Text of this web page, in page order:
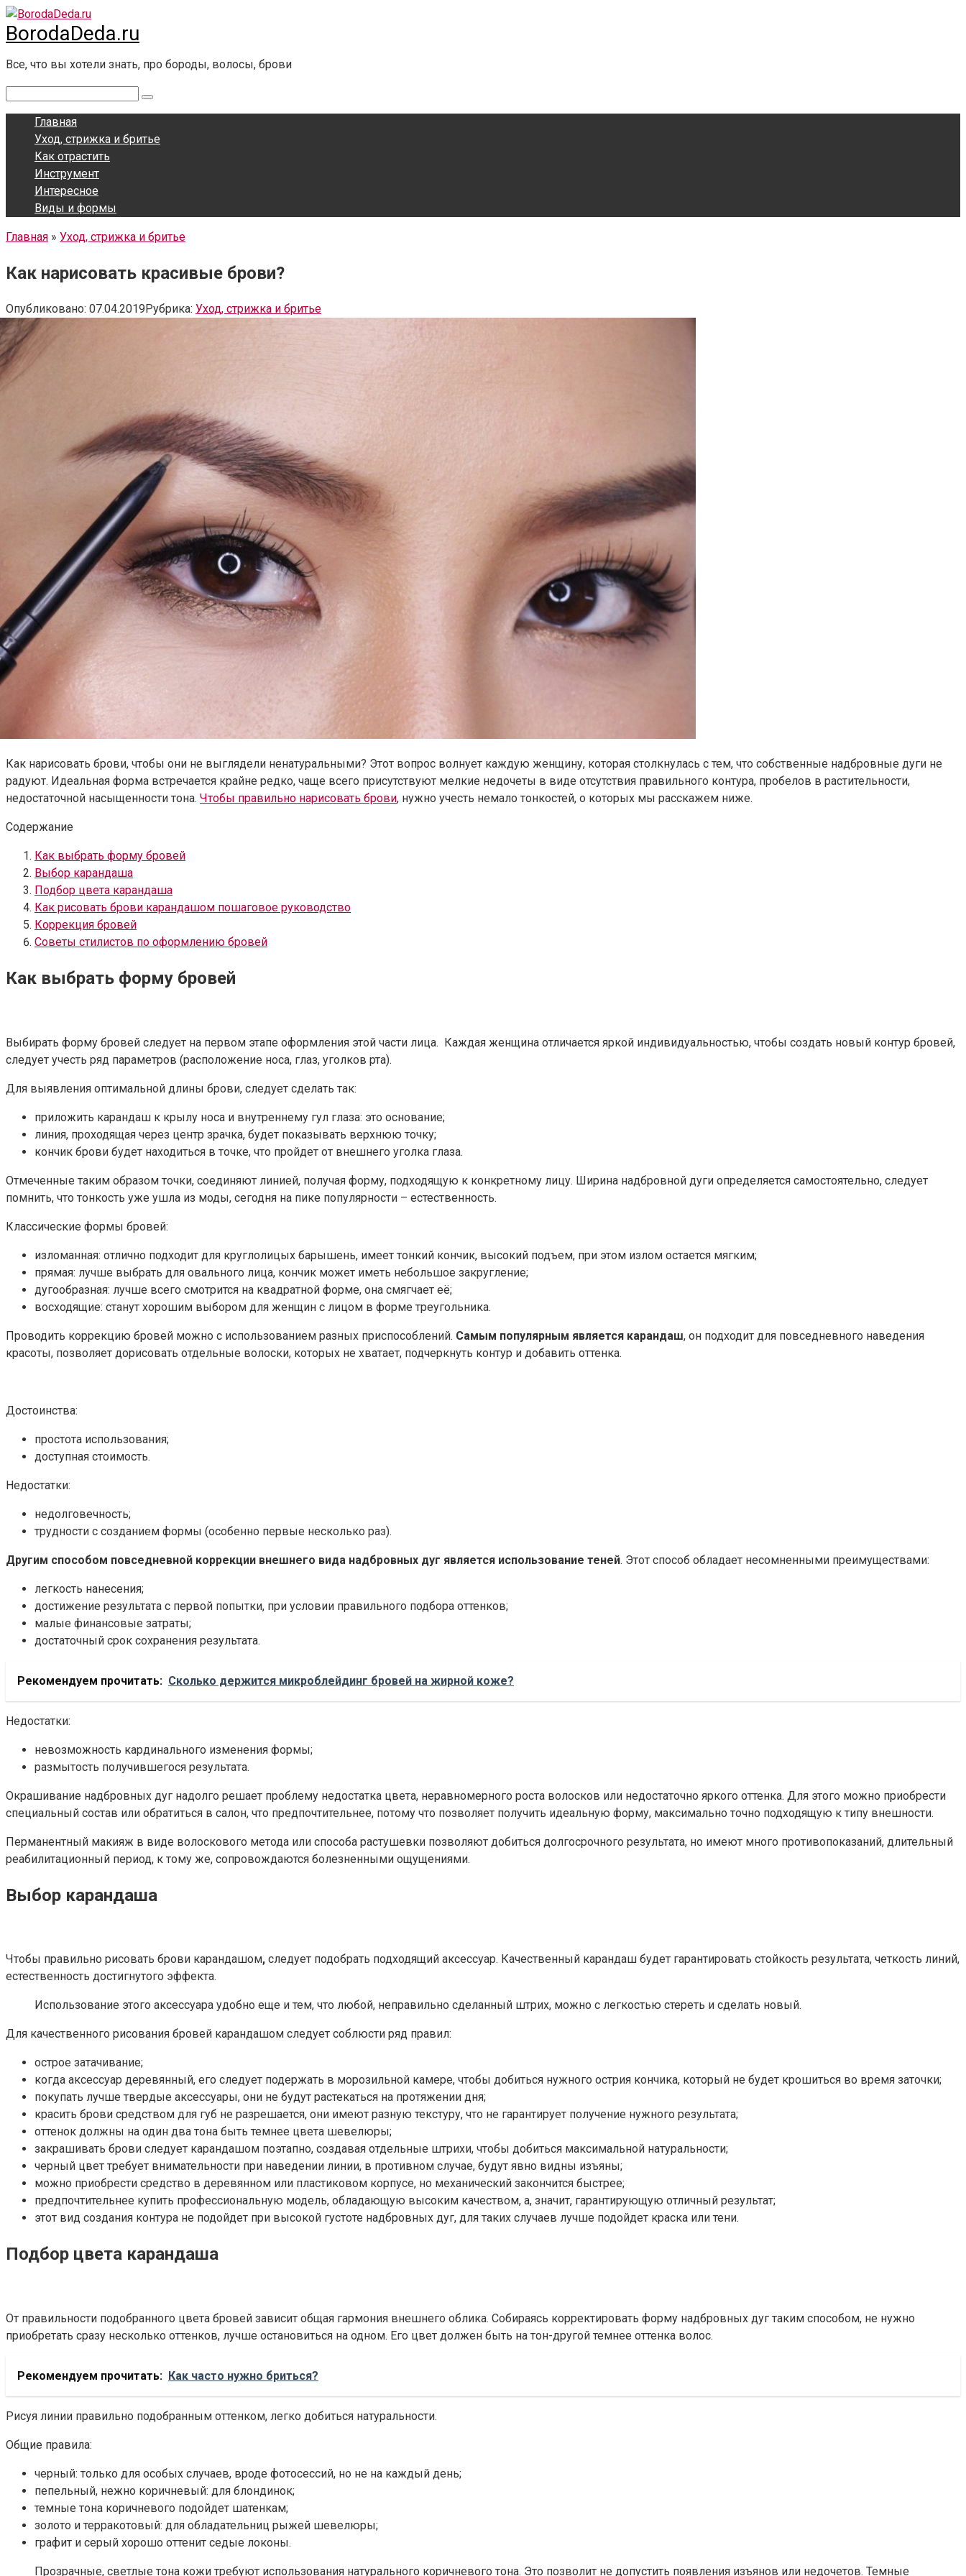
Перейти
к
контенту
BorodaDeda.ru
Все, что вы хотели знать, про бороды, волосы, брови
Главная
Уход, стрижка и бритье
Как отрастить
Инструмент
Интересное
Виды и формы
Главная » Уход, стрижка и бритье
Как нарисовать красивые брови?
Опубликовано: 07.04.2019Рубрика: Уход, стрижка и бритье
Как нарисовать брови, чтобы они не выглядели ненатуральными? Этот вопрос волнует каждую женщину, которая столкнулась с тем, что собственные надбровные дуги не
радуют. Идеальная форма встречается крайне редко, чаще всего присутствуют мелкие недочеты в виде отсутствия правильного контура, пробелов в растительности,
недостаточной насыщенности тона. Чтобы правильно нарисовать брови, нужно учесть немало тонкостей, о которых мы расскажем ниже.
Содержание
Как выбрать форму бровей
Выбор карандаша
Подбор цвета карандаша
Как рисовать брови карандашом пошаговое руководство
Коррекция бровей
Советы стилистов по оформлению бровей
Как выбрать форму бровей
Выбирать форму бровей следует на первом этапе оформления этой части лица. Каждая женщина отличается яркой индивидуальностью, чтобы создать новый контур бровей,
следует учесть ряд параметров (расположение носа, глаз, уголков рта).
Для выявления оптимальной длины брови, следует сделать так:
приложить карандаш к крылу носа и внутреннему гул глаза: это основание;
линия, проходящая через центр зрачка, будет показывать верхнюю точку;
кончик брови будет находиться в точке, что пройдет от внешнего уголка глаза.
Отмеченные таким образом точки, соединяют линией, получая форму, подходящую к конкретному лицу. Ширина надбровной дуги определяется самостоятельно, следует
помнить, что тонкость уже ушла из моды, сегодня на пике популярности – естественность.
Классические формы бровей:
изломанная: отлично подходит для круглолицых барышень, имеет тонкий кончик, высокий подъем, при этом излом остается мягким;
прямая: лучше выбрать для овального лица, кончик может иметь небольшое закругление;
дугообразная: лучше всего смотрится на квадратной форме, она смягчает её;
восходящие: станут хорошим выбором для женщин с лицом в форме треугольника.
Проводить коррекцию бровей можно с использованием разных приспособлений. Самым популярным является карандаш, он подходит для повседневного наведения
красоты, позволяет дорисовать отдельные волоски, которых не хватает, подчеркнуть контур и добавить оттенка.
Достоинства:
простота использования;
доступная стоимость.
Недостатки:
недолговечность;
трудности с созданием формы (особенно первые несколько раз).
Другим способом повседневной коррекции внешнего вида надбровных дуг является использование теней. Этот способ обладает несомненными преимуществами:
легкость нанесения;
достижение результата с первой попытки, при условии правильного подбора оттенков;
малые финансовые затраты;
достаточный срок сохранения результата.
Рекомендуем прочитать: Сколько держится микроблейдинг бровей на жирной коже?
Недостатки:
невозможность кардинального изменения формы;
размытость получившегося результата.
Окрашивание надбровных дуг надолго решает проблему недостатка цвета, неравномерного роста волосков или недостаточно яркого оттенка. Для этого можно приобрести
специальный состав или обратиться в салон, что предпочтительнее, потому что позволяет получить идеальную форму, максимально точно подходящую к типу внешности.
Перманентный макияж в виде волоскового метода или способа растушевки позволяют добиться долгосрочного результата, но имеют много противопоказаний, длительный
реабилитационный период, к тому же, сопровождаются болезненными ощущениями.
Выбор карандаша
Чтобы правильно рисовать брови карандашом, следует подобрать подходящий аксессуар. Качественный карандаш будет гарантировать стойкость результата, четкость линий,
естественность достигнутого эффекта.
Использование этого аксессуара удобно еще и тем, что любой, неправильно сделанный штрих, можно с легкостью стереть и сделать новый.
Для качественного рисования бровей карандашом следует соблюсти ряд правил:
острое затачивание;
когда аксессуар деревянный, его следует подержать в морозильной камере, чтобы добиться нужного острия кончика, который не будет крошиться во время заточки;
покупать лучше твердые аксессуары, они не будут растекаться на протяжении дня;
красить брови средством для губ не разрешается, они имеют разную текстуру, что не гарантирует получение нужного результата;
оттенок должны на один два тона быть темнее цвета шевелюры;
закрашивать брови следует карандашом поэтапно, создавая отдельные штрихи, чтобы добиться максимальной натуральности;
черный цвет требует внимательности при наведении линии, в противном случае, будут явно видны изъяны;
можно приобрести средство в деревянном или пластиковом корпусе, но механический закончится быстрее;
предпочтительнее купить профессиональную модель, обладающую высоким качеством, а, значит, гарантирующую отличный результат;
этот вид создания контура не подойдет при высокой густоте надбровных дуг, для таких случаев лучше подойдет краска или тени.
Подбор цвета карандаша
От правильности подобранного цвета бровей зависит общая гармония внешнего облика. Собираясь корректировать форму надбровных дуг таким способом, не нужно
приобретать сразу несколько оттенков, лучше остановиться на одном. Его цвет должен быть на тон-другой темнее оттенка волос.
Рекомендуем прочитать: Как часто нужно бриться?
Рисуя линии правильно подобранным оттенком, легко добиться натуральности.
Общие правила:
черный: только для особых случаев, вроде фотосессий, но не на каждый день;
пепельный, нежно коричневый: для блондинок;
темные тона коричневого подойдет шатенкам;
золото и терракотовый: для обладательниц рыжей шевелюры;
графит и серый хорошо оттенит седые локоны.
Прозрачные, светлые тона кожи требуют использования натурального коричневого тона. Это позволит не допустить появления изъянов или недочетов. Темные